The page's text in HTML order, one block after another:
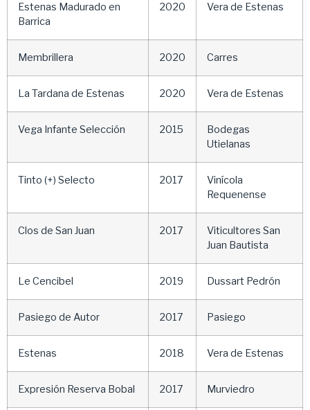
Estenas Madurado en
Barrica
2020 Vera de Estenas
Membrillera 2020 Carres
La Tardana de Estenas 2020 Vera de Estenas
Vega Infante Selección 2015
Bodegas
Utielanas
Tinto (+) Selecto 2017
Vinícola
Requenense
Clos de San Juan 2017
Viticultores San
Juan Bautista
Le Cencibel 2019 Dussart Pedrón
Pasiego de Autor 2017 Pasiego
Estenas 2018 Vera de Estenas
Expresión Reserva Bobal 2017 Murviedro